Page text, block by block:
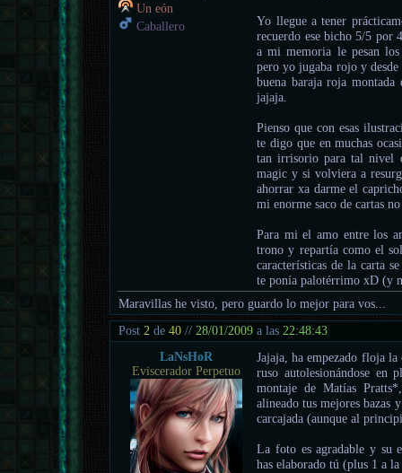
Un eón
Caballero
Yo llegue a tener
recuerdo ese bicho 5/5 por
a mi memoria le pesan
pero yo jugaba rojo y
buena baraja roja montada
jajaja.
Pienso que con esas
te digo que en muchas
tan irrisorio para tal nivel
magic y si volviera a
ahorrar xa darme el
mi enorme saco de cartas
Para mi el amo entre los
trono y repartía como el
características de la carta
te ponía palotérrimo xD (y
Maravillas he visto, pero guardo lo mejor para vos...
Post2 de40 //28/01/2009 a las22:48:43
LaNsHoR
Eviscerador Perpetuo
Jajaja, ha empezado floja
ruso autolesionándose en
montaje de Matías
alineado tus mejores bazas
carcajada (aunque al
La foto es agradable y su
has elaborado tú (plus 1 a